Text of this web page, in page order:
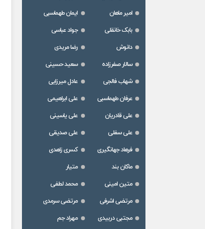
امیر ماهان
ایمان طهماسبی
بابک خانقلی
جواد عباسی
دانوش
رضا مریدی
سالار صفرزاده
سعید حسینی
شهاب فالجی
عادل میرزایی
عرفان طهماسبی
علی ابراهیمی
علی قادریان
علی یاسینی
علی سفلی
علی صدیقی
فرهاد جهانگیری
کسری زاهدی
ماکان بند
متیار
متین امینی
محمد لطفی
مرتضی اشرفی
مرتضی سرمدی
مجتبی دربیدی
مهراد جم